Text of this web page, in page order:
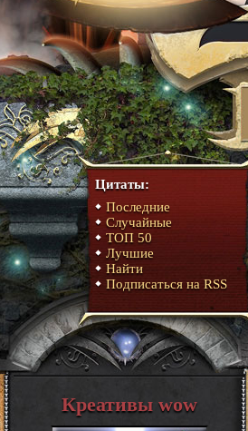
Цитаты:
Последние
Случайные
ТОП 50
Лучшие
Найти
Подписаться на RSS
Креативы wow